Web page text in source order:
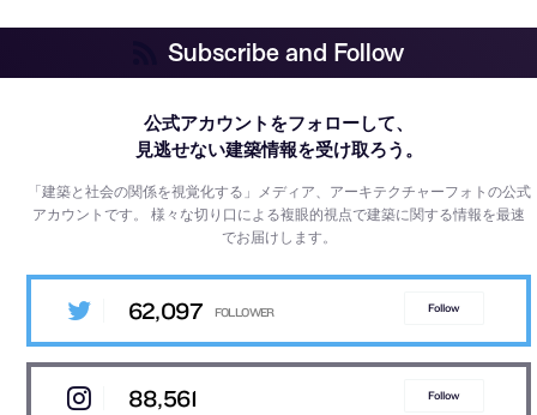
Subscribe and Follow
公式アカウントをフォローして、
見逃せない建築情報を受け取ろう。
「建築と社会の関係を視覚化する」メディア、アーキテクチャーフォトの公式
アカウントです。様々な切り口による複眼的視点で建築に関する情報を最速
でお届けします。
62,097 Follow
88,561 Follow